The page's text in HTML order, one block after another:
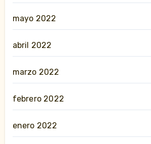
mayo 2022
abril 2022
marzo 2022
febrero 2022
enero 2022